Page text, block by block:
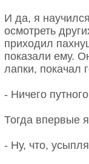
И да, я
осмотреть
приходил
показали ему.
лапки, покачал
- Ничего
Тогда впервые
- Ну, что,